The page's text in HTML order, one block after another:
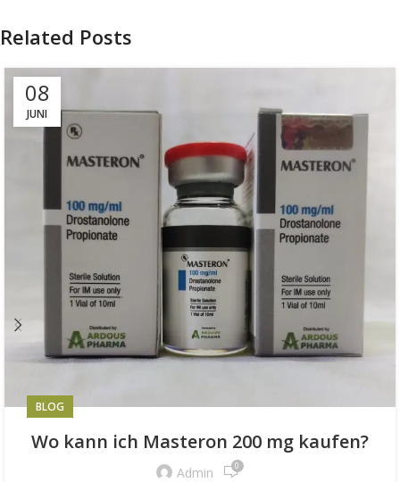
Related Posts
08
JUNI
BLOG
Wo kann ich Masteron 200 mg kaufen?
Admin 0